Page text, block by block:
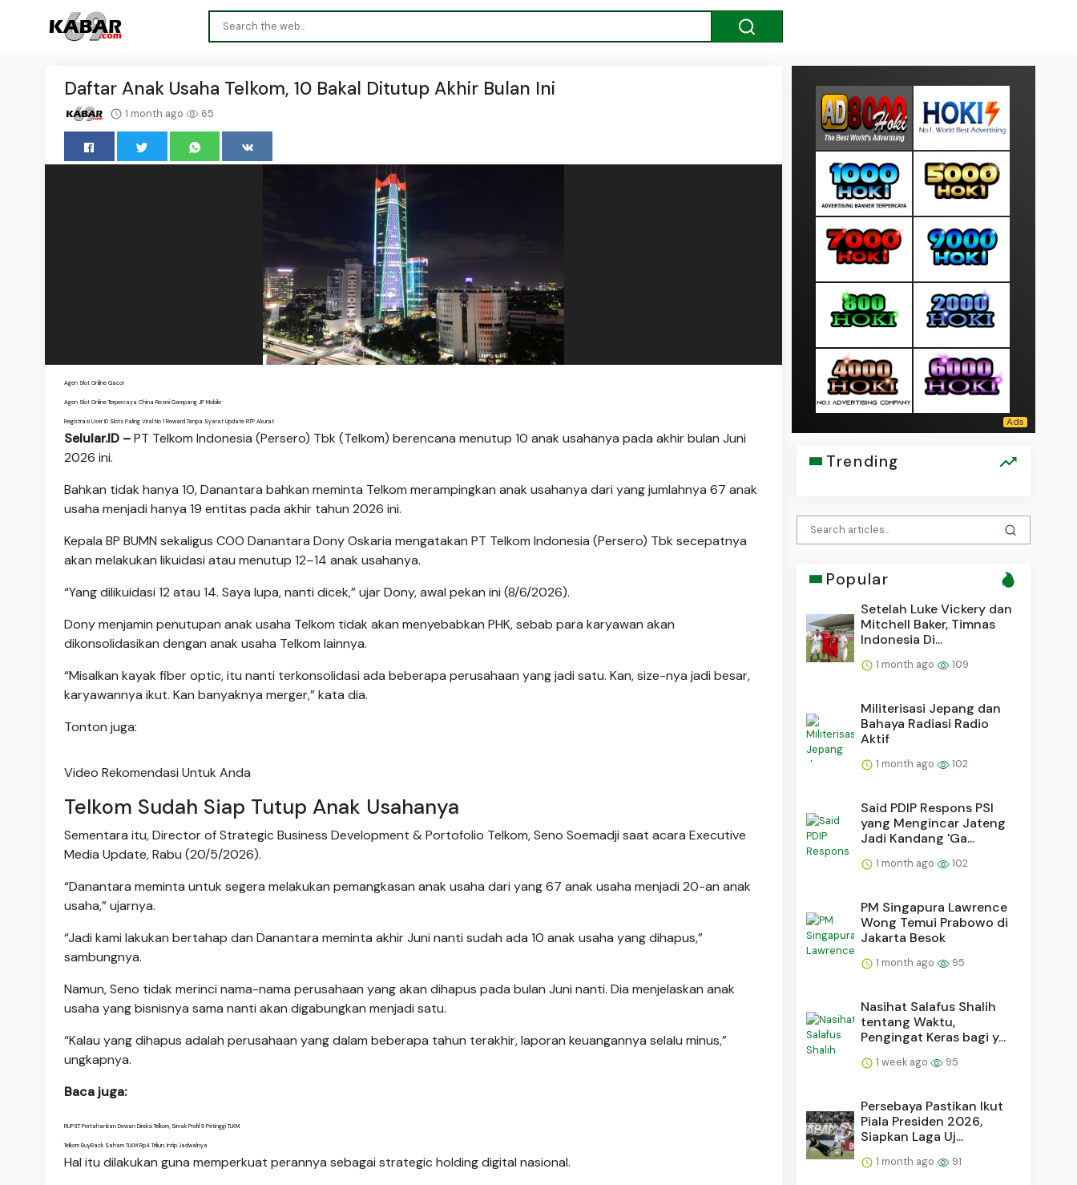
Daftar Anak Usaha Telkom, 10 Bakal Ditutup Akhir Bulan Ini
1 month ago 65
Agen Slot Online Gacor
Agen Slot Online Terpercaya China Resmi Gampang JP Mobile
Registrasi User ID Slots Paling Viral No 1 Reward Tanpa Syarat Update RTP Akurat
Selular.ID –PT Telkom Indonesia (Persero) Tbk (Telkom) berencana menutup 10 anak usahanya pada akhir bulan Juni
2026 ini.
Bahkan tidak hanya 10, Danantara bahkan meminta Telkom merampingkan anak usahanya dari yang jumlahnya 67 anak
usaha menjadi hanya 19 entitas pada akhir tahun 2026 ini.
Kepala BP BUMN sekaligus COO Danantara Dony Oskaria mengatakan PT Telkom Indonesia (Persero) Tbk secepatnya
akan melakukan likuidasi atau menutup 12–14 anak usahanya.
“Yang dilikuidasi 12 atau 14. Saya lupa, nanti dicek,” ujar Dony, awal pekan ini (8/6/2026).
Dony menjamin penutupan anak usaha Telkom tidak akan menyebabkan PHK, sebab para karyawan akan
dikonsolidasikan dengan anak usaha Telkom lainnya.
“Misalkan kayak fiber optic, itu nanti terkonsolidasi ada beberapa perusahaan yang jadi satu. Kan, size-nya jadi besar,
karyawannya ikut. Kan banyaknya merger,” kata dia.
Tonton juga:
Video Rekomendasi Untuk Anda
Telkom Sudah Siap Tutup Anak Usahanya
Sementara itu, Director of Strategic Business Development & Portofolio Telkom, Seno Soemadji saat acara Executive
Media Update, Rabu (20/5/2026).
“Danantara meminta untuk segera melakukan pemangkasan anak usaha dari yang 67 anak usaha menjadi 20-an anak
usaha,” ujarnya.
“Jadi kami lakukan bertahap dan Danantara meminta akhir Juni nanti sudah ada 10 anak usaha yang dihapus,”
sambungnya.
Namun, Seno tidak merinci nama-nama perusahaan yang akan dihapus pada bulan Juni nanti. Dia menjelaskan anak
usaha yang bisnisnya sama nanti akan digabungkan menjadi satu.
“Kalau yang dihapus adalah perusahaan yang dalam beberapa tahun terakhir, laporan keuangannya selalu minus,”
ungkapnya.
Baca juga:
RUPST Pertahankan Dewan Direksi Telkom, Simak Profil 9 Petinggi TLKM
Telkom BuyBack Saham TLKM Rp4 Triliun, Intip Jadwalnya
Hal itu dilakukan guna memperkuat perannya sebagai strategic holding digital nasional.
Trending
Popular
Setelah Luke Vickery dan
Mitchell Baker, Timnas
Indonesia Di...
1 month ago 109
Militerisasi Jepang dan
Bahaya Radiasi Radio
Aktif
1 month ago 102
Said PDIP Respons PSI
yang Mengincar Jateng
Jadi Kandang 'Ga...
1 month ago 102
PM Singapura Lawrence
Wong Temui Prabowo di
Jakarta Besok
1 month ago 95
Nasihat Salafus Shalih
tentang Waktu,
Pengingat Keras bagi y...
1 week ago 95
Persebaya Pastikan Ikut
Piala Presiden 2026,
Siapkan Laga Uj...
1 month ago 91